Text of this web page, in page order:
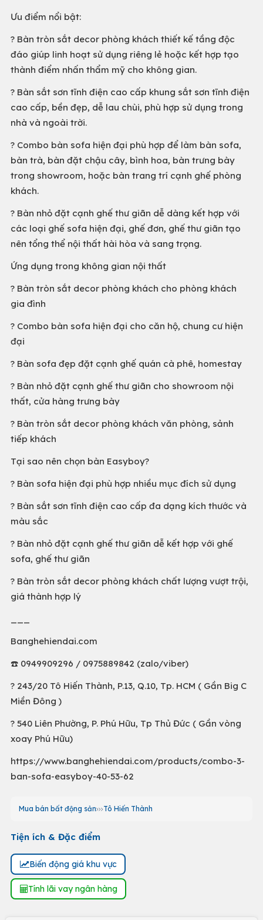
Ưu điểm nổi bật:
? Bàn tròn sắt decor phòng khách thiết kế tầng độc
đáo giúp linh hoạt sử dụng riêng lẻ hoặc kết hợp tạo
thành điểm nhấn thẩm mỹ cho không gian.
? Bàn sắt sơn tĩnh điện cao cấp khung sắt sơn tĩnh điện
cao cấp, bền đẹp, dễ lau chùi, phù hợp sử dụng trong
nhà và ngoài trời.
? Combo bàn sofa hiện đại phù hợp để làm bàn sofa,
bàn trà, bàn đặt chậu cây, bình hoa, bàn trưng bày
trong showroom, hoặc bàn trang trí cạnh ghế phòng
khách.
? Bàn nhỏ đặt cạnh ghế thư giãn dễ dàng kết hợp với
các loại ghế sofa hiện đại, ghế đơn, ghế thư giãn tạo
nên tổng thể nội thất hài hòa và sang trọng.
Ứng dụng trong không gian nội thất
? Bàn tròn sắt decor phòng khách cho phòng khách
gia đình
? Combo bàn sofa hiện đại cho căn hộ, chung cư hiện
đại
? Bàn sofa đẹp đặt cạnh ghế quán cà phê, homestay
? Bàn nhỏ đặt cạnh ghế thư giãn cho showroom nội
thất, cửa hàng trưng bày
? Bàn tròn sắt decor phòng khách văn phòng, sảnh
tiếp khách
Tại sao nên chọn bàn Easyboy?
? Bàn sofa hiện đại phù hợp nhiều mục đích sử dụng
? Bàn sắt sơn tĩnh điện cao cấp đa dạng kích thước và
màu sắc
? Bàn nhỏ đặt cạnh ghế thư giãn dễ kết hợp với ghế
sofa, ghế thư giãn
? Bàn tròn sắt decor phòng khách chất lượng vượt trội,
giá thành hợp lý
Banghehiendai.com
☎️ 0949909296 / 0975889842 (zalo/viber)
? 243/20 Tô Hiến Thành, P.13, Q.10, Tp. HCM ( Gần Big C
Miền Đông )
? 540 Liên Phường, P. Phú Hữu, Tp Thủ Đức ( Gần vòng
xoay Phú Hữu)
https://www.banghehiendai.com/products/combo-3-
ban-sofa-easyboy-40-53-62
Mua bán bất động sản Tô Hiến Thành
Tiện ích & Đặc điểm
Biến động giá khu vực
Tính lãi vay ngân hàng